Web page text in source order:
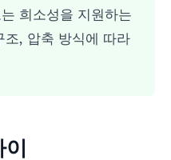
희소성을 지원하는
, 압축 방식에 따라